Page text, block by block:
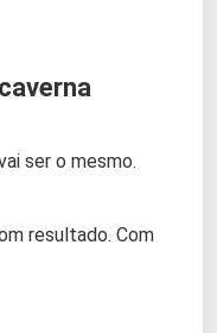
ser o mesmo.
resultado. Com